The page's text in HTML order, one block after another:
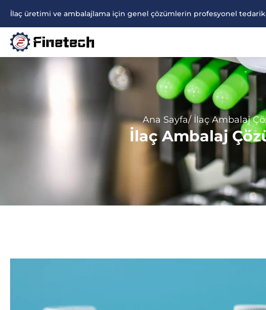
atla
İlaç üretimi ve ambalajlama için genel çözümlerin profesyonel
Ana Sayfa/ İlaç Ambalaj
İlaç Ambalaj